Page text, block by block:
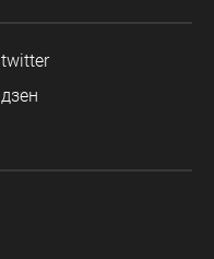
twitter
дзен